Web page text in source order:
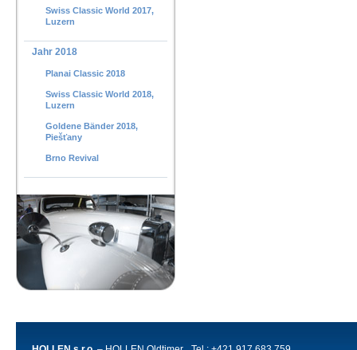
Swiss Classic World 2017,
Luzern
Jahr 2018
Planai Classic 2018
Swiss Classic World 2018,
Luzern
Goldene Bänder 2018,
Piešťany
Brno Revival